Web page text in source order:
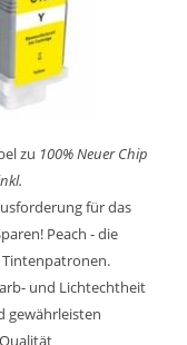
zu 100% Neuer Chip
für das
Peach - die
und Lichtechtheit
gewährleisten